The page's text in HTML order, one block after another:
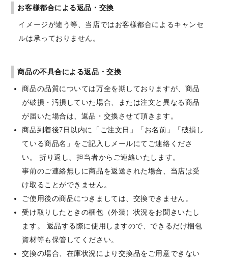
お客様都合による返品・交換
イメージが違う等、当店ではお客様都合によるキャンセ
ルは承っておりません。
商品の不具合による返品・交換
商品の品質については万全を期しておりますが、商品
が破損・汚損していた場合、または注文と異なる商品
が届いた場合は、返品・交換させて頂きます。
商品到着後7日以内に「ご注文日」「お名前」「破損し
ている商品名」をご記入しメールにてご連絡くださ
い。 折り返し、担当者からご連絡いたします。
事前のご連絡無しに商品を返送された場合、当店は受
け取ることができません。
ご使用後の商品につきましては、交換できません。
受け取りしたときの梱包（外装）状況をお聞きいたし
ます。 返品する際に使用しますので、できるだけ梱包
資材等も保管してください。
交換の場合、在庫状況により交換品をご用意できない